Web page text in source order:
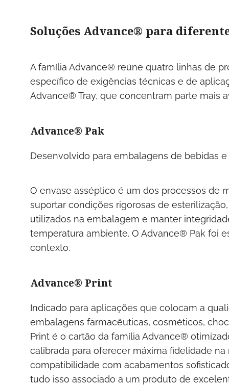
Soluções Advance® para
A família Advance® reúne quatro linhas de
específico de exigências técnicas e de
Advance® Tray, que concentram parte mais
Advance® Pak
Desenvolvido para embalagens de bebidas
O envase asséptico é um dos processos de
suportar condições rigorosas de
utilizados na embalagem e manter
temperatura ambiente. O Advance® Pak foi
contexto.
Advance® Print
Indicado para aplicações que colocam a
embalagens farmacêuticas, cosméticos,
Print é o cartão da família Advance®
calibrada para oferecer máxima fidelidade
compatibilidade com acabamentos
tudo isso associado a um produto de